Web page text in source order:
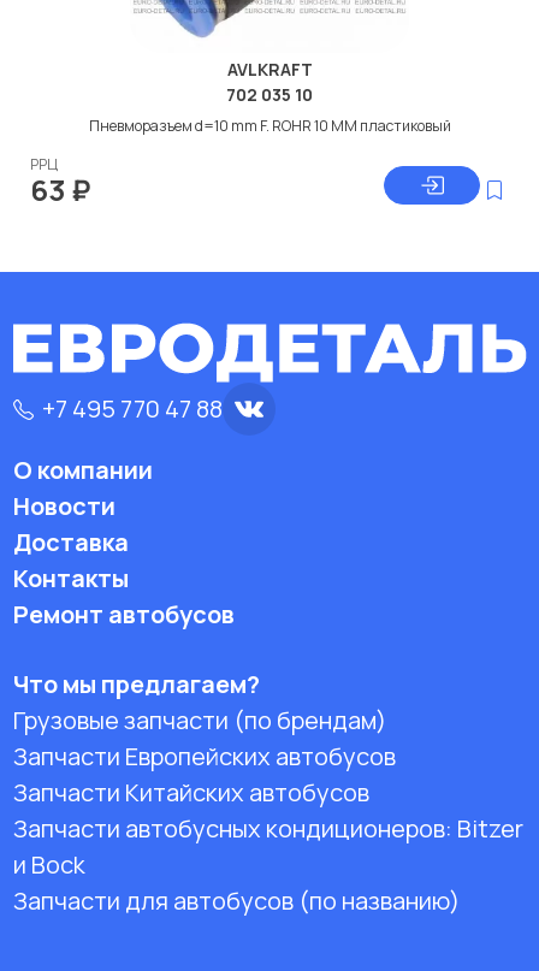
AVLKRAFT
702 035 10
Пневморазъем d=10 mm F. ROHR 10 MM пластиковый
РРЦ
63 ₽
+7 495 770 47 88
О компании
Новости
Доставка
Контакты
Ремонт автобусов
Что мы предлагаем?
Грузовые запчасти (по брендам)
Запчасти Европейских автобусов
Запчасти Китайских автобусов
Запчасти автобусных кондиционеров: Bitzer
и Bock
Запчасти для автобусов (по названию)